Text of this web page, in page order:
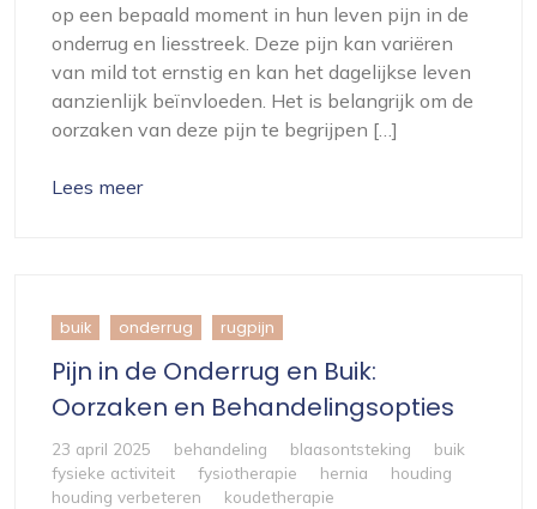
op een bepaald moment in hun leven pijn in de
onderrug en liesstreek. Deze pijn kan variëren
van mild tot ernstig en kan het dagelijkse leven
aanzienlijk beïnvloeden. Het is belangrijk om de
oorzaken van deze pijn te begrijpen […]
Lees meer
buik onderrug rugpijn
Pijn in de Onderrug en Buik:
Oorzaken en Behandelingsopties
23 april 2025 behandeling blaasontsteking
buik
fysieke activiteit
fysiotherapie hernia
houding
houding verbeteren
koudetherapie